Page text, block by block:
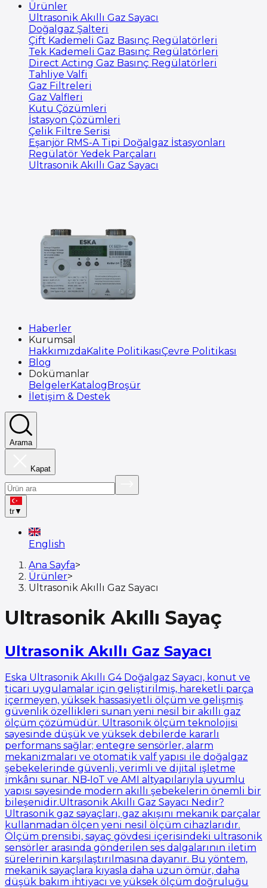
Ürünler
Ultrasonik Akıllı Gaz Sayacı
Doğalgaz Şalteri
Çift Kademeli Gaz Basınç Regülatörleri
Tek Kademeli Gaz Basınç Regülatörleri
Direct Acting Gaz Basınç Regülatörleri
Tahliye Valfi
Gaz Filtreleri
Gaz Valfleri
Kutu Çözümleri
İstasyon Çözümleri
Çelik Filtre Serisi
Eşanjör RMS-A Tipi Doğalgaz İstasyonları
Regülatör Yedek Parçaları
Ultrasonik Akıllı Gaz Sayacı
Haberler
Kurumsal
HakkımızdaKalite PolitikasıÇevre Politikası
Blog
Dokümanlar
BelgelerKatalogBroşür
İletişim & Destek
Arama
Kapat
tr▼
English
Ana Sayfa>
Ürünler>
Ultrasonik Akıllı Gaz Sayacı
Ultrasonik Akıllı Sayaç
Ultrasonik Akıllı Gaz Sayacı
Eska Ultrasonik Akıllı G4 Doğalgaz Sayacı, konut ve
ticari uygulamalar için geliştirilmiş, hareketli parça
içermeyen, yüksek hassasiyetli ölçüm ve gelişmiş
güvenlik özellikleri sunan yeni nesil bir akıllı gaz
ölçüm çözümüdür. Ultrasonik ölçüm teknolojisi
sayesinde düşük ve yüksek debilerde kararlı
performans sağlar; entegre sensörler, alarm
mekanizmaları ve otomatik valf yapısı ile doğalgaz
şebekelerinde güvenli, verimli ve dijital işletme
imkânı sunar. NB‑IoT ve AMI altyapılarıyla uyumlu
yapısı sayesinde modern akıllı şebekelerin önemli bir
bileşenidir.Ultrasonik Akıllı Gaz Sayacı Nedir?
Ultrasonik gaz sayaçları, gaz akışını mekanik parçalar
kullanmadan ölçen yeni nesil ölçüm cihazlarıdır.
Ölçüm prensibi, sayaç gövdesi içerisindeki ultrasonik
sensörler arasında gönderilen ses dalgalarının iletim
sürelerinin karşılaştırılmasına dayanır. Bu yöntem,
mekanik sayaçlara kıyasla daha uzun ömür, daha
düşük bakım ihtiyacı ve yüksek ölçüm doğruluğu